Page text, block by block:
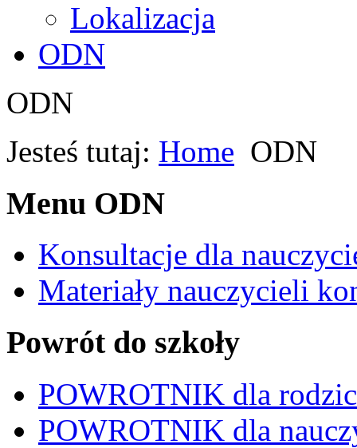
Lokalizacja
ODN
ODN
Jesteś tutaj: Home ODN
Menu ODN
Konsultacje dla
Materiały nauczycieli
Powrót do szkoły
POWROTNIK dla
POWROTNIK dla